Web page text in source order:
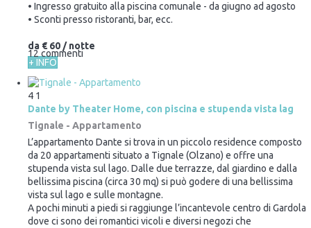
• Ingresso gratuito alla piscina comunale - da giugno ad agosto
• Sconti presso ristoranti, bar, ecc.
12 commenti
da € 60/ notte
+ INFO
4 1
Dante by Theater Home, con piscina e stupenda vista lag
Tignale - Appartamento
L’appartamento Dante si trova in un piccolo residence composto
da 20 appartamenti situato a Tignale (Olzano) e offre una
stupenda vista sul lago. Dalle due terrazze, dal giardino e dalla
bellissima piscina (circa 30 mq) si può godere di una bellissima
vista sul lago e sulle montagne.
A pochi minuti a piedi si raggiunge l’incantevole centro di Gardola
dove ci sono dei romantici vicoli e diversi negozi che